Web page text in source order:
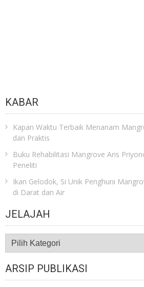
KABAR
Kapan Waktu Terbaik Menanam
dan Praktis
Buku Rehabilitasi Mangrove Aris
Peneliti
Ikan Gelodok, Si Unik Penghuni
di Darat dan Air
JELAJAH
JELAJAH
ARSIP PUBLIKASI